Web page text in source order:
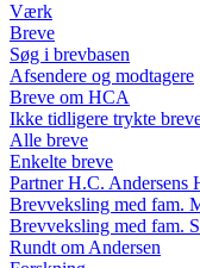
Værk
Breve
Søg i brevbasen
Afsendere og modtagere
Breve om HCA
Ikke tidligere trykte
Alle breve
Enkelte breve
Partner H.C. Andersens
Brevveksling med fam.
Brevveksling med fam.
Rundt om Andersen